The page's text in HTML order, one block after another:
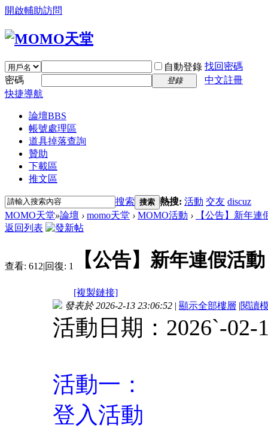
開啟輔助訪問
自動登錄 找回密碼
密碼
登錄
中文註冊
快捷導航
論壇BBS
帳號處理區
道具掉落查詢
贊助
下載區
推文區
搜索 搜索 熱搜: 活動 交友 discuz
MOMO天堂»論壇 › momo天堂 › MOMO活動 ›
【公告】新年連
返回列表
查看: 612|回復: 1 【公告】新年連假活動
[複製鏈接]
發表於 2026-2-13 23:06:52 | 顯示全部樓層 |閱讀
活動日期：2026ˋ-02-
活動一：
登入活動